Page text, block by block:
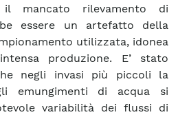
il mancato rilevamento di
essere un artefatto della
utilizzata, idonea
produzione. E’ stato
negli invasi più piccoli la
emungimenti di acqua si
variabilità dei flussi di